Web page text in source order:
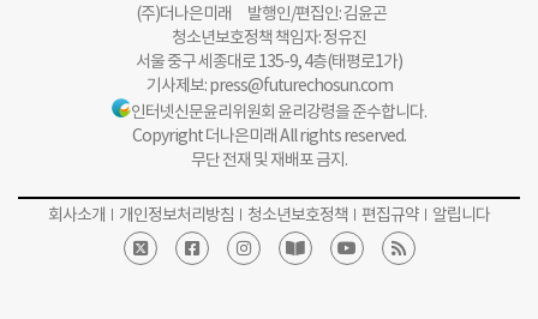
(주)더나은미래 발행인/편집인: 김윤곤
청소년보호정책 책임자: 정유진
서울 중구 세종대로 135-9, 4층(태평로1가)
기사제보:press@futurechosun.com
인터넷신문윤리위원회 윤리강령을 준수합니다.
Copyright 더나은미래 All rights reserved.
무단 전재 및 재배포 금지.
회사소개 개인정보처리방침 청소년보호정책 편집규약 알립니다